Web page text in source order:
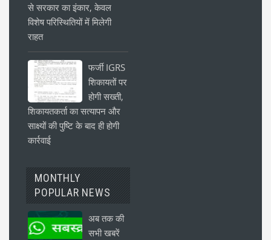
से सरकार का इंकार, केवल
विशेष परिस्थितियों में मिलेगी
राहत
फर्जी IGRS
शिकायतों पर
होगी सख्ती,
शिकायतकर्ता का सत्यापन और
साक्ष्यों की पुष्टि के बाद ही होगी
कार्रवाई
MONTHLY
POPULAR NEWS
अब तक की
सभी खबरें